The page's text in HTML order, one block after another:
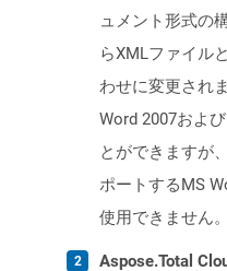
ュメント形式の
らXMLファイル
わせに変更され
Word 2007およ
とができますが
ポートするMS
使用できません。
Aspose.Total